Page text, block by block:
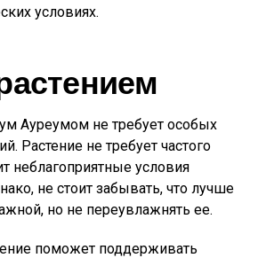
условиях.
Ауреумом не требует особых
Растение не требует частого
неблагоприятные условия
не стоит забывать, что лучше
но не переувлажнять ее.
поможет поддерживать